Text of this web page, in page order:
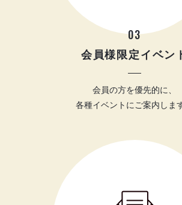
03
会員様限定イベン
会員の方を優先的に、
各種イベントにご案内しま